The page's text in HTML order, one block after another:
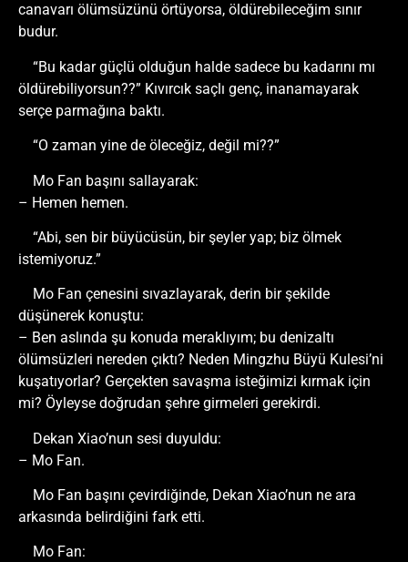
canavarı ölümsüzünü örtüyorsa, öldürebileceğim sınır
budur.
“Bu kadar güçlü olduğun halde sadece bu kadarını mı
öldürebiliyorsun??” Kıvırcık saçlı genç, inanamayarak
serçe parmağına baktı.
“O zaman yine de öleceğiz, değil mi??”
Mo Fan başını sallayarak:
– Hemen hemen.
“Abi, sen bir büyücüsün, bir şeyler yap; biz ölmek
istemiyoruz.”
Mo Fan çenesini sıvazlayarak, derin bir şekilde
düşünerek konuştu:
– Ben aslında şu konuda meraklıyım; bu denizaltı
ölümsüzleri nereden çıktı? Neden Mingzhu Büyü Kulesi’ni
kuşatıyorlar? Gerçekten savaşma isteğimizi kırmak için
mi? Öyleyse doğrudan şehre girmeleri gerekirdi.
Dekan Xiao’nun sesi duyuldu:
– Mo Fan.
Mo Fan başını çevirdiğinde, Dekan Xiao’nun ne ara
arkasında belirdiğini fark etti.
Mo Fan: